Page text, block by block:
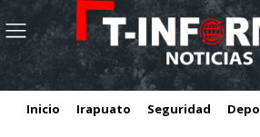
Inicio Irapuato Seguridad